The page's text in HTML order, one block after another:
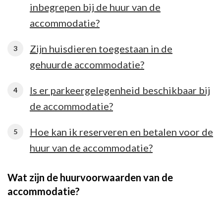
inbegrepen bij de huur van de
accommodatie?
Zijn huisdieren toegestaan in de
gehuurde accommodatie?
Is er parkeergelegenheid beschikbaar bij
de accommodatie?
Hoe kan ik reserveren en betalen voor de
huur van de accommodatie?
Wat zijn de huurvoorwaarden van de
accommodatie?